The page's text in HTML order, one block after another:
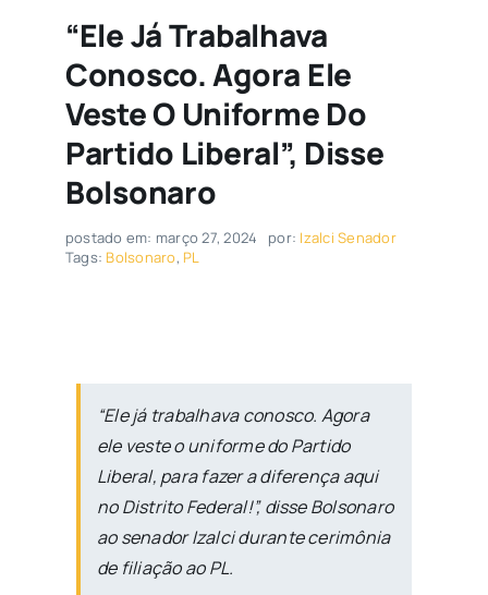
“Ele Já Trabalhava
Conosco. Agora Ele
Veste O Uniforme Do
Partido Liberal”, Disse
Bolsonaro
postado em: março 27, 2024 por: Izalci Senador
Tags: Bolsonaro, PL
“Ele já trabalhava conosco. Agora
ele veste o uniforme do Partido
Liberal, para fazer a diferença aqui
no Distrito Federal!”, disse Bolsonaro
ao senador Izalci durante cerimônia
de filiação ao PL.